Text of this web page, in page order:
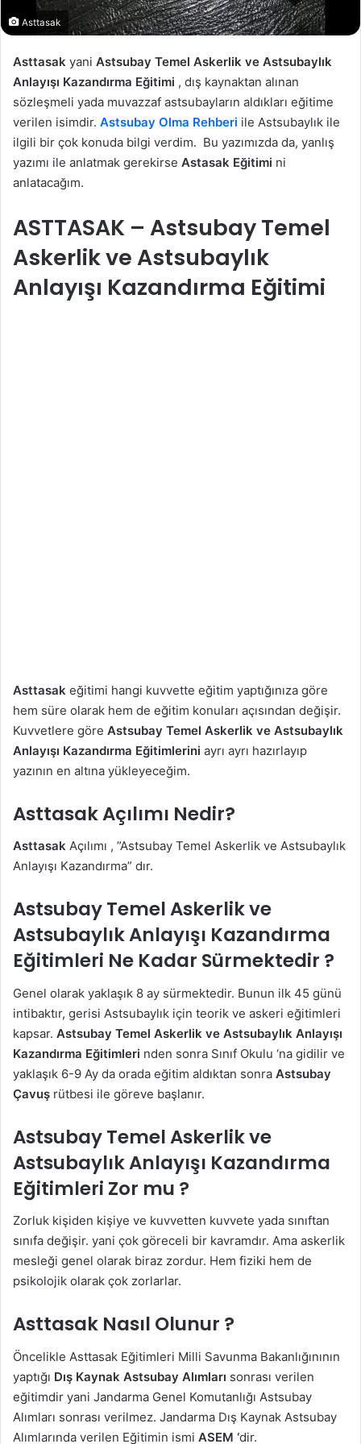
Asttasak
Asttasak yani Astsubay Temel Askerlik ve Astsubaylık
Anlayışı Kazandırma Eğitimi , dış kaynaktan alınan
sözleşmeli yada muvazzaf astsubayların aldıkları eğitime
verilen isimdir. Astsubay Olma Rehberi ile Astsubaylık ile
ilgili bir çok konuda bilgi verdim. Bu yazımızda da, yanlış
yazımı ile anlatmak gerekirse Astasak Eğitimi ni
anlatacağım.
ASTTASAK – Astsubay Temel
Askerlik ve Astsubaylık
Anlayışı Kazandırma Eğitimi
Asttasak eğitimi hangi kuvvette eğitim yaptığınıza göre
hem süre olarak hem de eğitim konuları açısından değişir.
Kuvvetlere göre Astsubay Temel Askerlik ve Astsubaylık
Anlayışı Kazandırma Eğitimlerini ayrı ayrı hazırlayıp
yazının en altına yükleyeceğim.
Asttasak Açılımı Nedir?
Asttasak Açılımı , ”Astsubay Temel Askerlik ve Astsubaylık
Anlayışı Kazandırma” dır.
Astsubay Temel Askerlik ve
Astsubaylık Anlayışı Kazandırma
Eğitimleri Ne Kadar Sürmektedir ?
Genel olarak yaklaşık 8 ay sürmektedir. Bunun ilk 45 günü
intibaktır, gerisi Astsubaylık için teorik ve askeri eğitimleri
kapsar. Astsubay Temel Askerlik ve Astsubaylık Anlayışı
Kazandırma Eğitimleri nden sonra Sınıf Okulu ‘na gidilir ve
yaklaşık 6-9 Ay da orada eğitim aldıktan sonra Astsubay
Çavuş rütbesi ile göreve başlanır.
Astsubay Temel Askerlik ve
Astsubaylık Anlayışı Kazandırma
Eğitimleri Zor mu ?
Zorluk kişiden kişiye ve kuvvetten kuvvete yada sınıftan
sınıfa değişir. yani çok göreceli bir kavramdır. Ama askerlik
mesleği genel olarak biraz zordur. Hem fiziki hem de
psikolojik olarak çok zorlarlar.
Asttasak Nasıl Olunur ?
Öncelikle Asttasak Eğitimleri Milli Savunma Bakanlığınının
yaptığı Dış Kaynak Astsubay Alımları sonrası verilen
eğitimdir yani Jandarma Genel Komutanlığı Astsubay
Alımları sonrası verilmez. Jandarma Dış Kaynak Astsubay
Alımlarında verilen Eğitimin ismi ASEM ‘dir.